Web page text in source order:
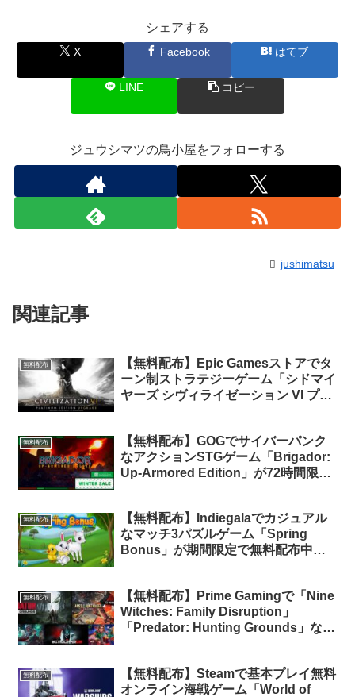
シェアする
X Facebook はてブ
LINE コピー
ジュウシマツの鳥小屋をフォローする
jushimatsu
関連記事
無料配布
【無料配布】Epic Gamesストアでタ
ーン制ストラテジーゲーム「シドマイ
ヤーズ シヴィライゼーション VI プラ
無料配布
【無料配布】GOGでサイバーパンク
なアクションSTGゲーム「Brigador:
Up-Armored Edition」が72時間限定
無料配布
【無料配布】Indiegalaでカジュアル
なマッチ3パズルゲーム「Spring
Bonus」が期間限定で無料配布中
無料配布
【無料配布】Prime Gamingで「Nine
Witches: Family Disruption」
「Predator: Hunting Grounds」な
無料配布
【無料配布】Steamで基本プレイ無料
オンライン海戦ゲーム「World of